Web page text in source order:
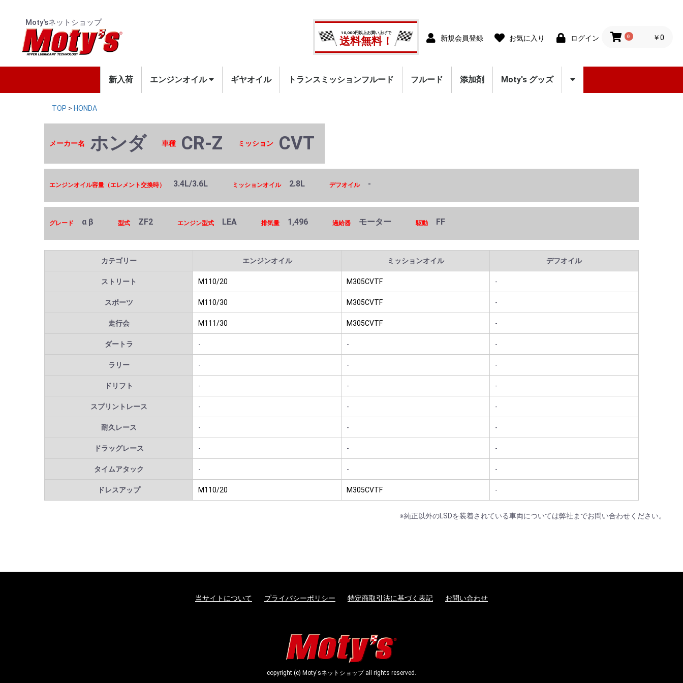
Moty'sネットショップ
10,000円以上お買い上げで
送料無料！ 新規会員登録 お気に入り ログイン 0 ￥0
新入荷 エンジンオイル ギヤオイル トランスミッションフルード フルード 添加剤 Moty's グッズ
TOP > HONDA
メーカー名 ホンダ 車種 CR-Z ミッション CVT
エンジンオイル容量（エレメント交換時） 3.4L/3.6L ミッションオイル 2.8L デフオイル -
グレード α β 型式 ZF2 エンジン型式 LEA 排気量 1,496 過給器 モーター 駆動 FF
カテゴリー エンジンオイル ミッションオイル デフオイル
ストリート M110/20 M305CVTF -
スポーツ M110/30 M305CVTF -
走行会 M111/30 M305CVTF -
ダートラ - - -
ラリー - - -
ドリフト - - -
スプリントレース - - -
耐久レース - - -
ドラッグレース - - -
タイムアタック - - -
ドレスアップ M110/20 M305CVTF -
※純正以外のLSDを装着されている車両については弊社までお問い合わせください。
当サイトについて プライバシーポリシー 特定商取引法に基づく表記 お問い合わせ
copyright (c) Moty'sネットショップ all rights reserved.